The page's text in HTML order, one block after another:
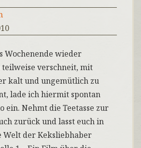
Wochenende wieder
verschneit, mit
kalt und ungemütlich zu
lade ich hiermit spontan
ein. Nehmt die Teetasse zur
zurück und lasst euch in
der Keksliebhaber